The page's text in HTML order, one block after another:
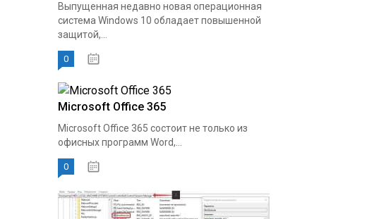
Выпущенная недавно новая операционная
система Windows 10 обладает повышенной
защитой,...
0
Microsoft Office 365
Microsoft Office 365 состоит не только из
офисных программ Word,...
0